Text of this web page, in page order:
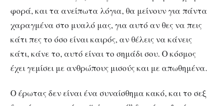
φορά, και τα ανείπωτα λόγια, θα μείνουν για πάντα
χαραγμένα στο μυαλό μας, για αυτό αν θες να πεις
κάτι πες το όσο είναι καιρός, αν θέλεις να κάνεις
κάτι, κάνε το, αυτό είναι το σημάδι σου. Ο κόσμος
έχει γεμίσει με ανθρώπους μισούς και με απωθημένα.
Ο έρωτας δεν είναι ένα συναίσθημα κακό, και το σεξ